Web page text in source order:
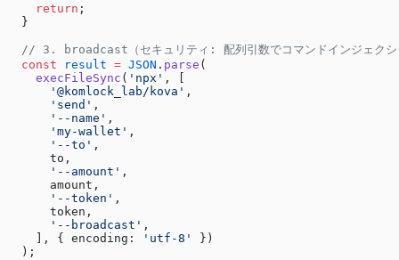
    return
;
  }
// 3. broadcast（セキュリティ: 配列引数でコマンドインジェクシ
  const
result = JSON . parse (
    execFileSync
( 'npx' , [
      '@komlock_lab/kova'
,
      'send'
,
      '--name'
,
      'my-wallet'
,
      '--to'
,
      to,
      '--amount'
,
      amount,
      '--token'
,
      token,
      '--broadcast'
,
    ], { encoding:
'utf-8'
})
  );